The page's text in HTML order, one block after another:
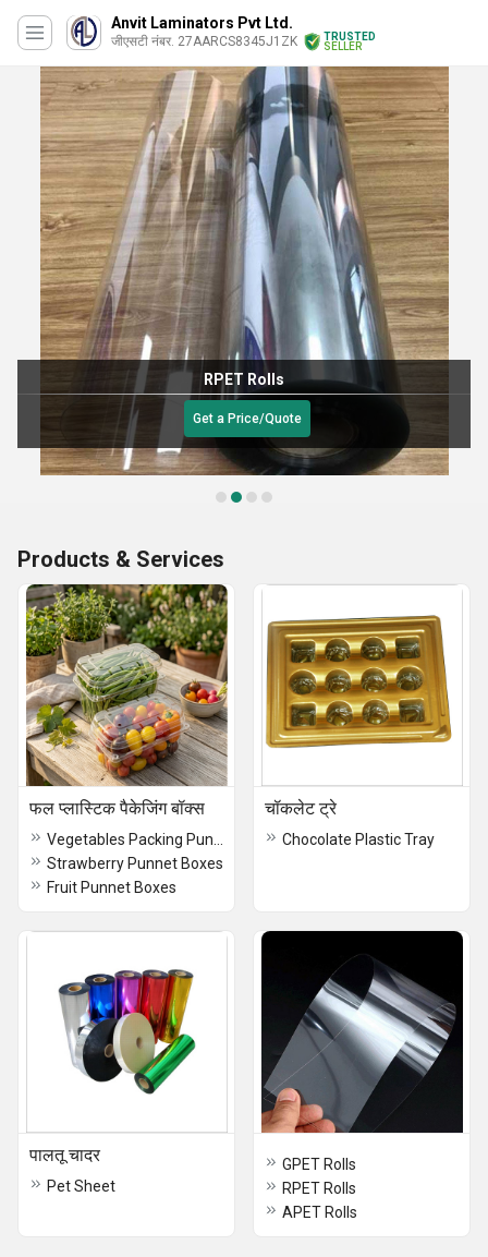
Anvit Laminators Pvt Ltd.
जीएसटी नंबर. 27AARCS8345J1ZK
TRUSTED
SELLER
RPET Rolls
Get a Price/Quote
Products & Services
फल प्लास्टिक पैकेजिंग बॉक्स
Strawberry Punnet Boxes
Fruit Punnet Boxes
चॉकलेट ट्रे
Chocolate Plastic Tray
पालतू चादर
Pet Sheet
GPET Rolls
RPET Rolls
APET Rolls